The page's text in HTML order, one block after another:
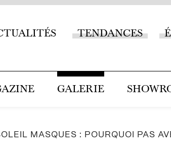
TENDANCES
GALERIE
MASQUES : POURQUOI PAS